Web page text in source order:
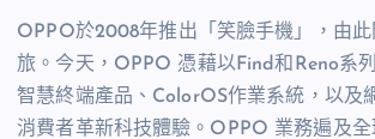
OPPO於2008年推出「笑臉手機」，由
旅。今天，OPPO 憑藉以Find和Reno系
智慧終端產品、ColorOS作業系統，以及
消費者革新科技體驗。OPPO 業務遍及